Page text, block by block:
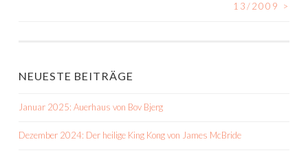
13/2009
>
NEUESTE BEITRÄGE
Januar 2025: Auerhaus von Bov Bjerg
Dezember 2024: Der heilige King Kong von James McBride